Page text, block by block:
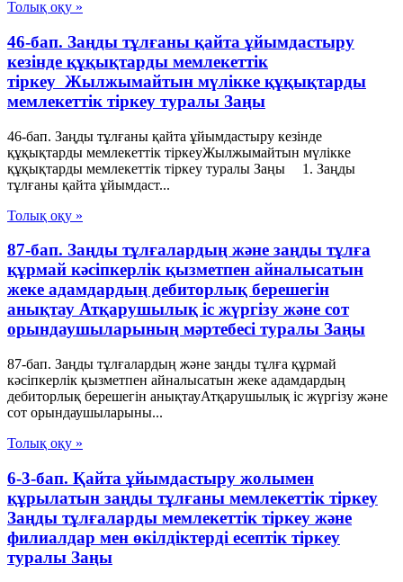
Толық оқу »
46-бап. Заңды тұлғаны қайта ұйымдастыру
кезінде құқықтарды мемлекеттік
тіркеу Жылжымайтын мүлікке құқықтарды
мемлекеттік тіркеу туралы Заңы
46-бап. Заңды тұлғаны қайта ұйымдастыру кезінде
құқықтарды мемлекеттік тіркеуЖылжымайтын мүлікке
құқықтарды мемлекеттік тіркеу туралы Заңы 1. Заңды
тұлғаны қайта ұйымдаст...
Толық оқу »
87-бап. Заңды тұлғалардың және заңды тұлға
құрмай кәсіпкерлік қызметпен айналысатын
жеке адамдардың дебиторлық берешегін
анықтау Атқарушылық iс жүргiзу және сот
орындаушыларының мәртебесi туралы Заңы
87-бап. Заңды тұлғалардың және заңды тұлға құрмай
кәсіпкерлік қызметпен айналысатын жеке адамдардың
дебиторлық берешегін анықтауАтқарушылық iс жүргiзу және
сот орындаушыларыны...
Толық оқу »
6-3-бап. Қайта ұйымдастыру жолымен
құрылатын заңды тұлғаны мемлекеттік тіркеу
Заңды тұлғаларды мемлекеттік тіркеу және
филиалдар мен өкілдіктерді есептік тіркеу
туралы Заңы